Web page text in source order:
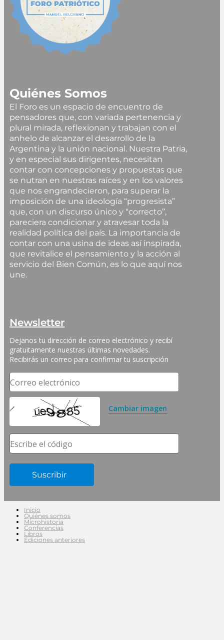
Quiénes Somos
El Foro es un espacio de encuentro de
pensadores que, con variada pertenencia y
plural mirada, reflexionan y trabajan con el
anhelo de alcanzar el desarrollo de la
Argentina y la unión nacional. Nuestra Patria,
y en especial sus dirigentes, necesitan
contar con concepciones y propuestas que
se nutran en nuestras raíces y en los valores
que nos engrandecieron, para superar la
imposición de una ideología “progresista”
que, con un discurso único y “correcto”,
pareciera condicionar y atravesar toda la
realidad política del país. La importancia de
contar con una usina de ideas así inspirada,
que revitalice el pensamiento y la acción al
servicio del Bien Común, es lo que aquí nos
une.
Newsletter
Dejanos tu dirección de correo electrónico y recibí
gratuitamente nuestras últimas novedades.
Recibirás un correo para confirmar tu suscripción
Correo electrónico
Cambiar imagen
Escribe el código
Inicio
Quiénes somos
Microhistoria
Conferencias
Libros
Ediciones anteriores